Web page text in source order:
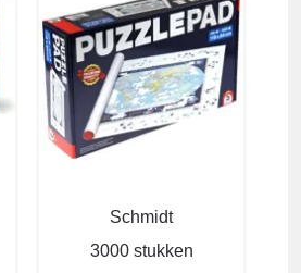
Schmidt
3000 stukken